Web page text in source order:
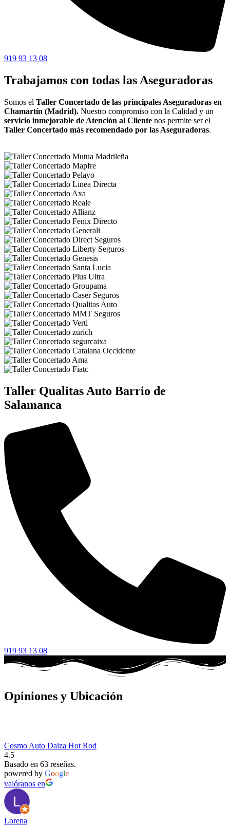
919 93 13 08
Trabajamos con todas las Aseguradoras
Somos el Taller Concertado de las principales Aseguradoras en
Chamartín (Madrid). Nuestro compromiso con la Calidad y un
servicio inmejorable de Atención al Cliente nos permite ser el
Taller Concertado más recomendado por las Aseguradoras.
Taller Qualitas Auto Barrio de
Salamanca
919 93 13 08
Opiniones y Ubicación
Cosmo Auto Daiza Hot Rod
4.5
Basado en 63 reseñas.
powered by Google
valóranos en
Lorena